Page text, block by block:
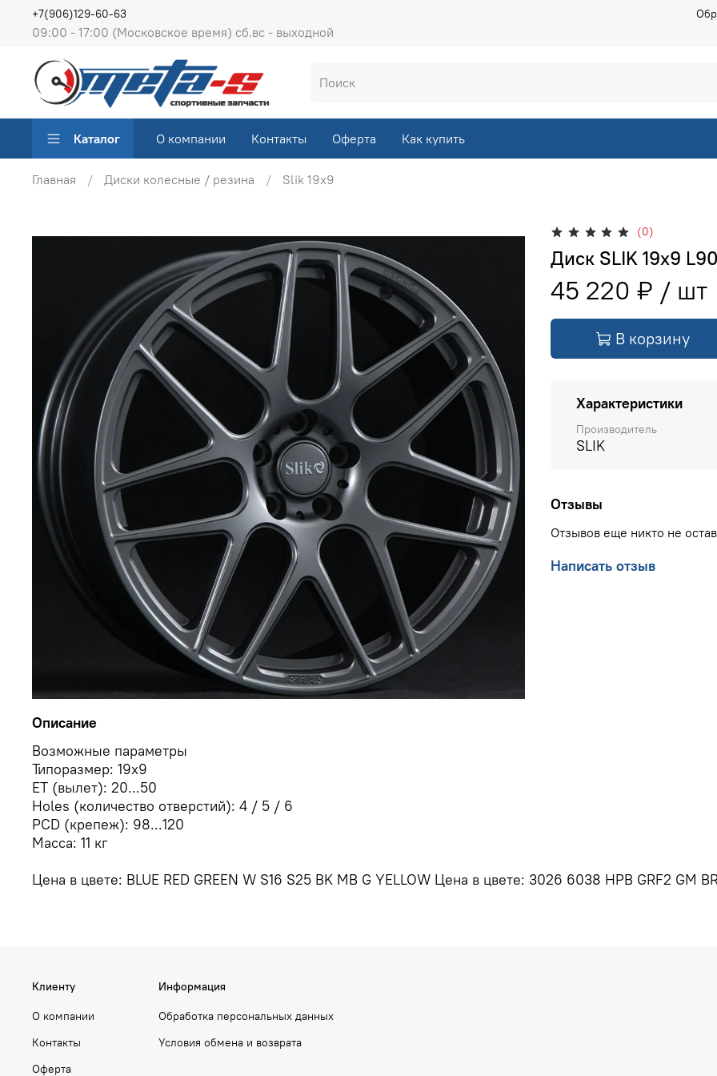
09:00 - 17:00 (Московское время) сб.вс - выходной
+7(906)129-60-63
Каталог О компании Контакты Оферта Как купить
Главная Диски колесные / резина Slik 19х9
(0)
Диск SLIK 19х9
45 220 ₽
В корзину
Характеристики
Производитель
SLIK
Отзывы
Отзывов еще никто не
Написать отзыв
Описание
Возможные параметры
Типоразмер: 19x9
ЕТ (вылет): 20...50
Holes (количество отверстий): 4 / 5 / 6
PCD (крепеж): 98...120
Масса: 11 кг
Цена в цвете: BLUE RED GREEN W S16 S25 BK MB G YELLOW Цена в цвете: 3026 6038 HPB GRF2 GM
Клиенту
О компании
Контакты
Оферта
Информация
Обработка персональных данных
Условия обмена и возврата